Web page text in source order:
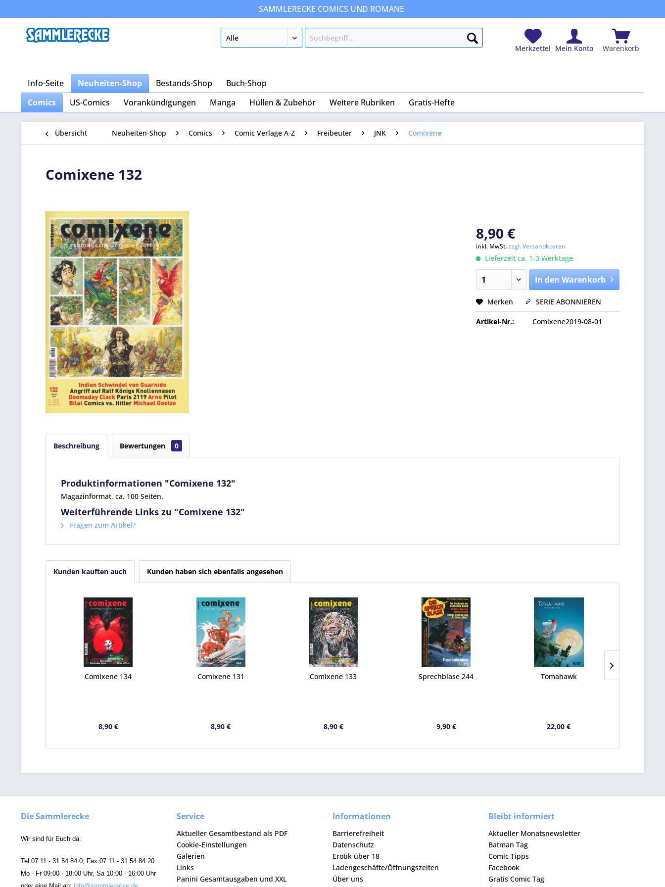
SAMMLERECKE COMICS UND ROMANE
Merkzettel Mein Konto Warenkorb
Info-Seite Neuheiten-Shop Bestands-Shop
Buch-Shop
Comics
US-Comics Vorankündigungen Manga Hüllen & Zubehör Weitere Rubriken Gratis-Hefte
Übersicht Neuheiten-Shop Comics Comic Verlage A-Z Freibeuter JNK Comixene
Comixene 132
8,90 €
inkl. MwSt.zzgl. Versandkosten
Lieferzeit ca. 1-3 Werktage
In den Warenkorb
Merken SERIE ABONNIEREN
Artikel-Nr.: Comixene2019-08-01
Beschreibung Bewertungen 0
Produktinformationen "Comixene 132"
Magazinformat, ca. 100 Seiten.
Weiterführende Links zu "Comixene 132"
Fragen zum Artikel?
Kunden kauften auch Kunden haben sich ebenfalls angesehen
Comixene 134
8,90 €
Comixene 131
8,90 €
Comixene 133
8,90 €
Sprechblase 244
9,90 €
Tomahawk
22,00 €
Die Sammlerecke
Wir sind für Euch da:
Tel 07 11 - 31 54 84 0, Fax 07 11 - 31 54 84 20
Mo - Fr 09:00 - 18:00 Uhr, Sa 10:00 - 16:00 Uhr
Service
Aktueller Gesamtbestand als PDF
Cookie-Einstellungen
Galerien
Links
Panini Gesamtausgaben und XXL
Informationen
Barrierefreiheit
Datenschutz
Erotik über 18
Ladengeschäfte/Öffnungszeiten
Über uns
Bleibt informiert
Aktueller Monatsnewsletter
Batman Tag
Comic Tipps
Facebook
Gratis Comic Tag